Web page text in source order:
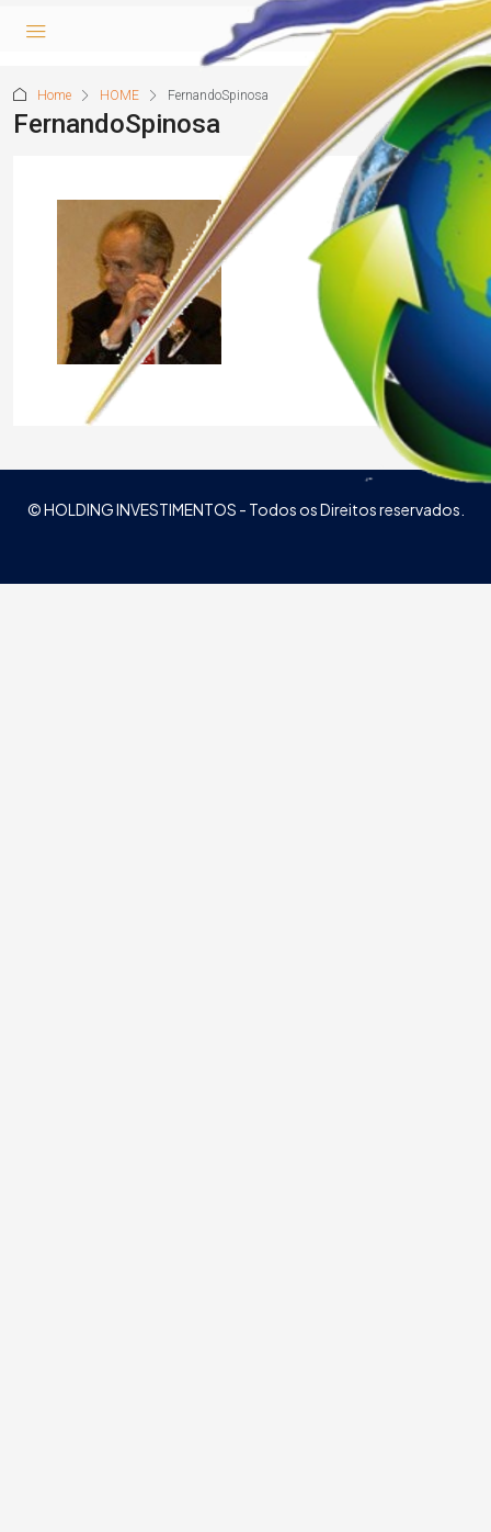
Home HOME FernandoSpinosa
FernandoSpinosa
© HOLDING INVESTIMENTOS - Todos os Direitos reservados.